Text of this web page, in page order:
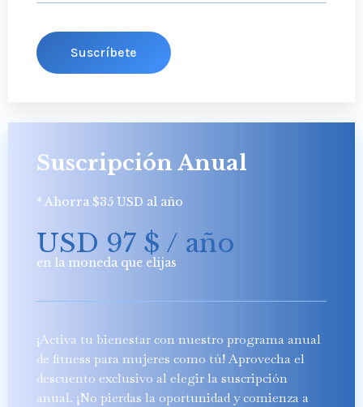
Suscríbete
Suscripción Anual
* Ahorra $35 USD al año
USD 97 $ / año
en la moneda que elijas
¡Activa tu bienestar con nuestro programa anual
de fitness para mujeres como tú! Aprovecha el
descuento exclusivo al elegir la suscripción
anual. ¡No pierdas la oportunidad y comienza a